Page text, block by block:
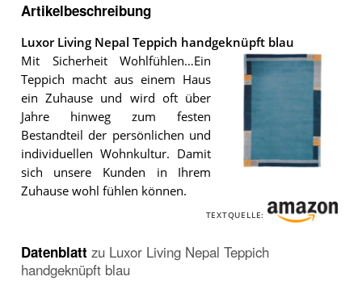
Artikelbeschreibung
Luxor Living Nepal Teppich handgeknüpft blau
Nepal
handgeknüpft
blau.
Mit Sicherheit Wohlfühlen…Ein
Teppich macht aus einem Haus
ein Zuhause und wird oft über
Jahre hinweg zum festen
Bestandteil der persönlichen und
individuellen Wohnkultur. Damit
sich unsere Kunden in Ihrem
Zuhause wohl fühlen können.
TEXTQUELLE:
Datenblatt zu Luxor Living Nepal Teppich
handgeknüpft blau